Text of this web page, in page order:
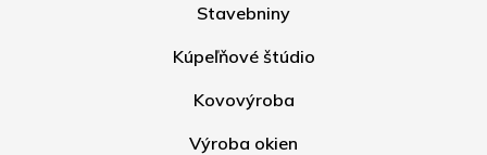
Stavebniny
Kúpeľňové štúdio
Kovovýroba
Výroba okien